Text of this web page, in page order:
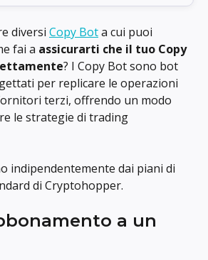
diversi Copy Bot a cui puoi
fai a assicurarti che il tuo Copy
? I Copy Bot sono bot
per replicare le operazioni
terzi, offrendo un modo
le strategie di trading
indipendentemente dai piani di
di Cryptohopper.
a un